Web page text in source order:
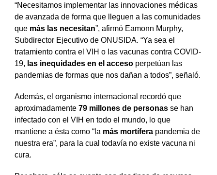
“Necesitamos implementar las innovaciones médicas
de avanzada de forma que lleguen a las comunidades
que más las necesitan”, afirmó Eamonn Murphy,
Subdirector Ejecutivo de ONUSIDA. “Ya sea el
tratamiento contra el VIH o las vacunas contra COVID-
19, las inequidades en el acceso perpetúan las
pandemias de formas que nos dañan a todos”, señaló.
Además, el organismo internacional recordó que
aproximadamente 79 millones de personas se han
infectado con el VIH en todo el mundo, lo que
mantiene a ésta como “la más mortífera pandemia de
nuestra era”, para la cual todavía no existe vacuna ni
cura.